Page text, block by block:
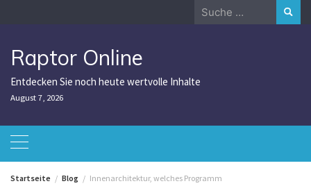
Suche
Raptor Online
Entdecken Sie noch heute wertvolle Inhalte
August 7, 2026
Startseite Blog Innenarchitektur, welches Programm